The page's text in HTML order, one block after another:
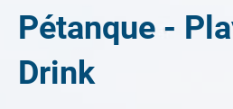
Pétanque -
Drink